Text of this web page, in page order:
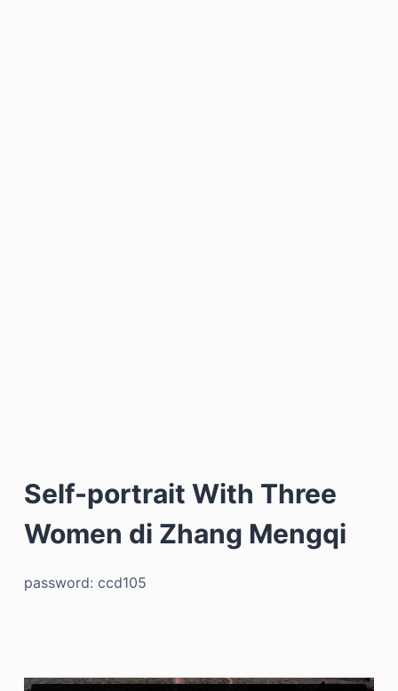
Self-portrait With Three
Women di Zhang Mengqi
password: ccd105